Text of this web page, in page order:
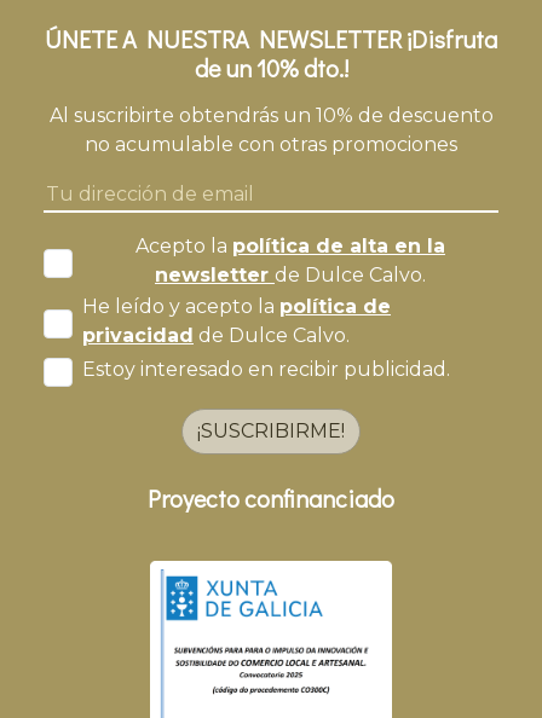
ÚNETE A NUESTRA NEWSLETTER ¡Disfruta
de un 10% dto.!
Al suscribirte obtendrás un 10% de descuento
no acumulable con otras promociones
Acepto la política de alta en la
newsletter de Dulce Calvo.
He leído y acepto la política de
privacidad de Dulce Calvo.
Estoy interesado en recibir publicidad.
¡SUSCRIBIRME!
Proyecto confinanciado